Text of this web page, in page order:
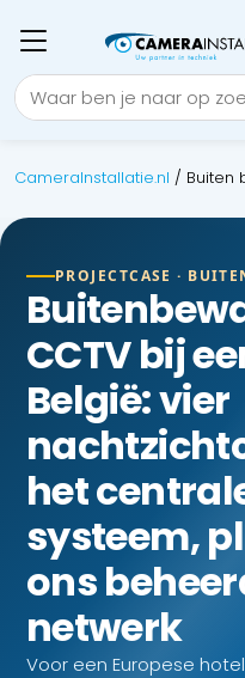
CameraInstallatie.nl / Buiten
PROJECTCASE ·
CCTV bij
België: vier
het
systeem,
ons
netwerk
Voor een Europese